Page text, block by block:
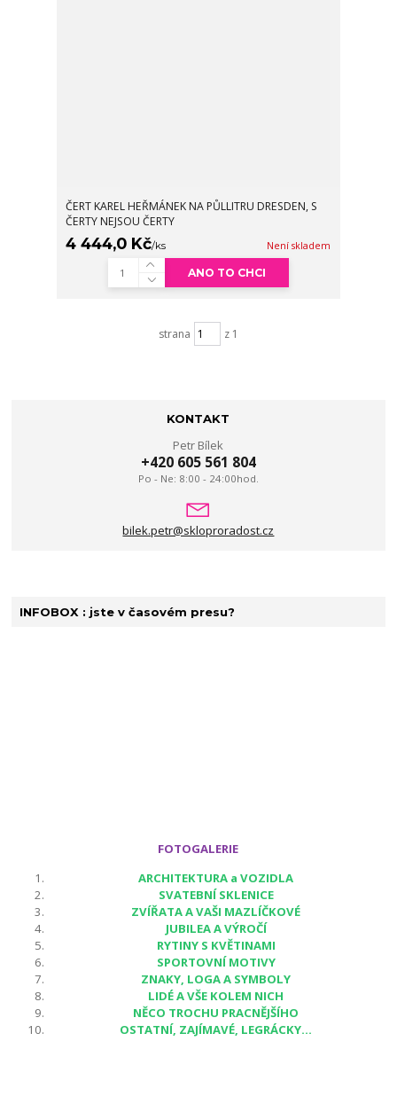
ČERT KAREL HEŘMÁNEK NA PŮLLITRU DRESDEN, S
ČERTY NEJSOU ČERTY
4 444,0 Kč/ks Není skladem
ANO TO CHCI
strana z 1
KONTAKT
Petr Bílek
+420 605 561 804
Po - Ne: 8:00 - 24:00hod.
bilek.petr@skloproradost.cz
INFOBOX : jste v časovém presu?
FOTOGALERIE
ARCHITEKTURA a VOZIDLA
SVATEBNÍ SKLENICE
ZVÍŘATA A VAŠI MAZLÍČKOVÉ
JUBILEA A VÝROČÍ
RYTINY S KVĚTINAMI
SPORTOVNÍ MOTIVY
ZNAKY, LOGA A SYMBOLY
LIDÉ A VŠE KOLEM NICH
NĚCO TROCHU PRACNĚJŠÍHO
OSTATNÍ, ZAJÍMAVÉ, LEGRÁCKY...